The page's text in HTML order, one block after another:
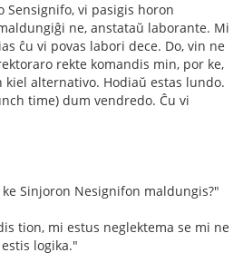
Sensignifo, vi pasigis horon
ne, anstataŭ laborante. Mi
ĉu vi povas labori dece. Do, vin ne
rekte komandis min, por ke,
kiel alternativo. Hodiaŭ estas lundo.
time) dum vendredo. Ĉu vi
Sinjoron Nesignifon maldungis?"
tion, mi estus neglektema se mi ne
logika."